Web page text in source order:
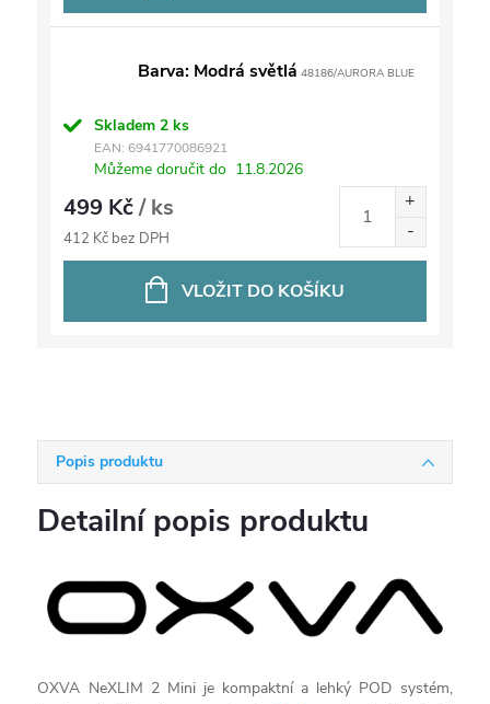
Barva: Modrá světlá 48186/AURORA BLUE
Skladem 2 ks
EAN: 6941770086921
Můžeme doručit do 11.8.2026
499 Kč/ ks
412 Kč bez DPH
VLOŽIT DO KOŠÍKU
Popis produktu
Detailní popis produktu
OXVA NeXLIM 2 Mini je kompaktní a lehký POD systém,